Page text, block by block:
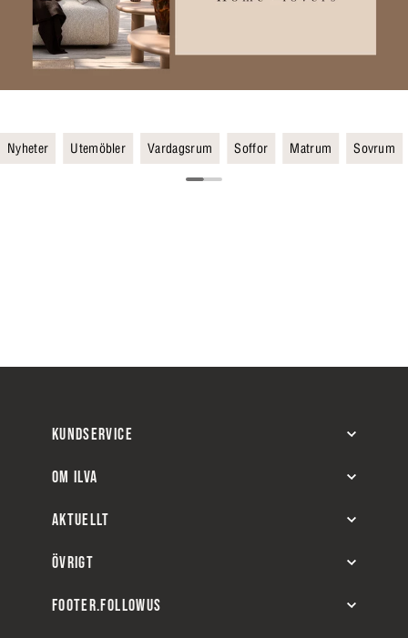
Nyheter Utemöbler Vardagsrum Soffor Matrum Sovrum
KUNDSERVICE
OM ILVA
AKTUELLT
ÖVRIGT
FOOTER.FOLLOWUS